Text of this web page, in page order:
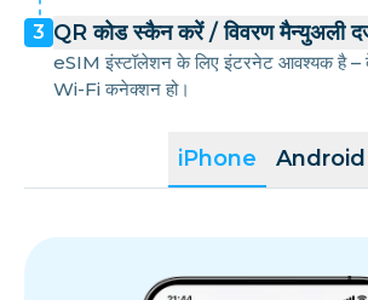
iPhone Android
3 QR कोड स्कैन करें / विवरण मैन्युअली
eSIM इंस्टॉलेशन के लिए इंटरनेट आवश्यक है –
Wi-Fi कनेक्शन हो।